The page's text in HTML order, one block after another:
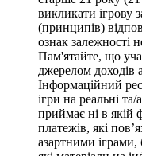
викликати ігрову
(принципів)
ознак залежності
Пам'ятайте, що
джерелом доходів
Інформаційний
ігри на реальні
приймає ні в якій
платежів, які
азартними іграми,